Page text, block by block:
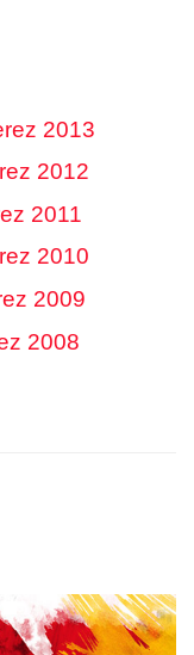
2013
2012
2011
2010
2009
2008